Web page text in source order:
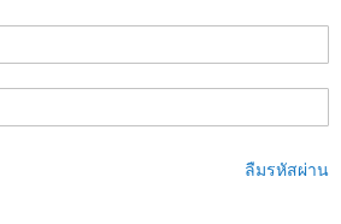
ลืมรหัสผ่าน